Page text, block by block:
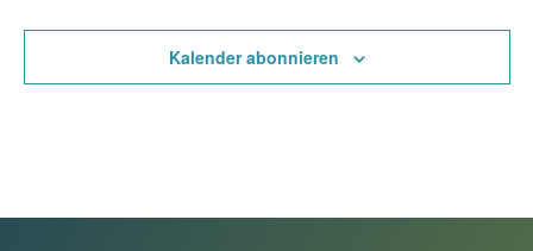
Kalender abonnieren